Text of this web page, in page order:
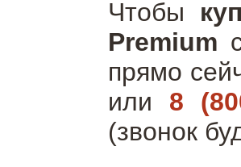
Чтобы
Premium
прямо
или 8
(звонок